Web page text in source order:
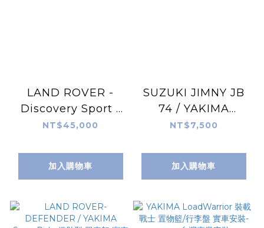
LAND ROVER -
Discovery Sport /
THULE Onto 拖桿行
實車安裝-unrv. 台灣
專業安裝
NT$45,000
加入購物車
SUZUKI JIMNY JB
74 / YAKIMA
SpareRide 備胎型 自
unrv. 台灣專業安裝
NT$7,500
加入購物車